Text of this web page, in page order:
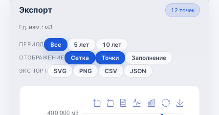
Экспорт
Ед. изм.: м3
12 точек
ПЕРИОД Все 5 лет 10 лет
ОТОБРАЖЕНИЕ Сетка Точки Заполнение
ЭКСПОРТ SVG PNG CSV JSON
400 000 м3